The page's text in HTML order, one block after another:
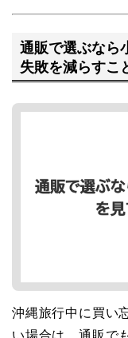
通販で選ぶなら
失敗を減らすこ
沖縄旅行中に買い